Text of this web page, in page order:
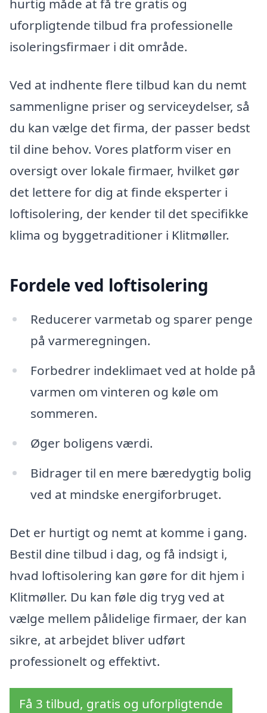
hurtig måde at få tre gratis og
uforpligtende tilbud fra professionelle
isoleringsfirmaer i dit område.
Ved at indhente flere tilbud kan du nemt
sammenligne priser og serviceydelser, så
du kan vælge det firma, der passer bedst
til dine behov. Vores platform viser en
oversigt over lokale firmaer, hvilket gør
det lettere for dig at finde eksperter i
loftisolering, der kender til det specifikke
klima og byggetraditioner i Klitmøller.
Fordele ved loftisolering
Reducerer varmetab og sparer penge
på varmeregningen.
Forbedrer indeklimaet ved at holde på
varmen om vinteren og køle om
sommeren.
Øger boligens værdi.
Bidrager til en mere bæredygtig bolig
ved at mindske energiforbruget.
Det er hurtigt og nemt at komme i gang.
Bestil dine tilbud i dag, og få indsigt i,
hvad loftisolering kan gøre for dit hjem i
Klitmøller. Du kan føle dig tryg ved at
vælge mellem pålidelige firmaer, der kan
sikre, at arbejdet bliver udført
professionelt og effektivt.
Få 3 tilbud, gratis og uforpligtende